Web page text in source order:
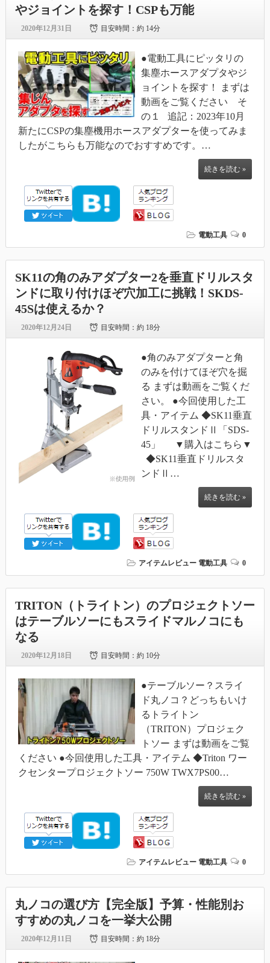
やジョイントを探す！CSPも万能
2020年12月31日 目安時間：約 14分
●電動工具にピッタリの
集塵ホースアダプタやジ
ョイントを探す！ まずは
動画をご覧ください そ
の１ 追記：2023年10月
新たにCSPの集塵機用ホースアダプターを使ってみま
したがこちらも万能なのでおすすめです。…
続きを読む »
電動工具 0
SK11の角のみアダプター2を垂直ドリルスタ
ンドに取り付けほぞ穴加工に挑戦！SKDS-
45Sは使えるか？
2020年12月24日 目安時間：約 18分
●角のみアダプターと角
のみを付けてほぞ穴を掘
る まずは動画をご覧くだ
さい。 ●今回使用した工
具・アイテム ◆SK11垂直
ドリルスタンドⅡ「SDS-
45」 ▼購入はこちら▼
◆SK11垂直ドリルスタ
ンドⅡ…
続きを読む »
アイテムレビュー 電動工具 0
TRITON（トライトン）のプロジェクトソー
はテーブルソーにもスライドマルノコにも
なる
2020年12月18日 目安時間：約 10分
●テーブルソー？スライ
ド丸ノコ？どっちもいけ
るトライトン
（TRITON）プロジェク
トソー まずは動画をご覧
ください ●今回使用した工具・アイテム ◆Triton ワー
クセンタープロジェクトソー 750W TWX7PS00…
続きを読む »
アイテムレビュー 電動工具 0
丸ノコの選び方【完全版】予算・性能別お
すすめの丸ノコを一挙大公開
2020年12月11日 目安時間：約 18分